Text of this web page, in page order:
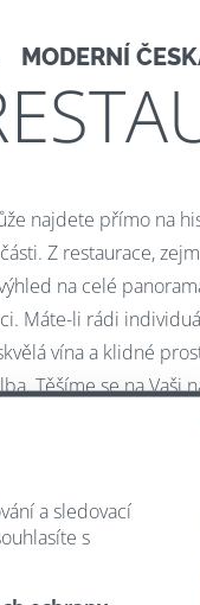
a sledovací
s
MODERNÍ
najdete přímo na
Z restaurace,
na celé
Máte-li rádi
vína a klidné
Těšíme se na Vaši
skupiny,
+420 603